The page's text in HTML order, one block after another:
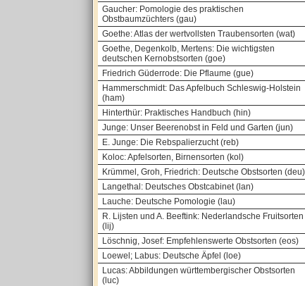
Gaucher: Pomologie des praktischen
Obstbaumzüchters (gau)
Goethe: Atlas der wertvollsten Traubensorten (wat)
Goethe, Degenkolb, Mertens: Die wichtigsten
deutschen Kernobstsorten (goe)
Friedrich Güderrode: Die Pflaume (gue)
Hammerschmidt: Das Apfelbuch Schleswig-Holstein
(ham)
Hinterthür: Praktisches Handbuch (hin)
Junge: Unser Beerenobst in Feld und Garten (jun)
E. Junge: Die Rebspalierzucht (reb)
Koloc: Apfelsorten, Birnensorten (kol)
Krümmel, Groh, Friedrich: Deutsche Obstsorten (deu)
Langethal: Deutsches Obstcabinet (lan)
Lauche: Deutsche Pomologie (lau)
R. Lijsten und A. Beeftink: Nederlandsche Fruitsorten
(lij)
Löschnig, Josef: Empfehlenswerte Obstsorten (eos)
Loewel; Labus: Deutsche Äpfel (loe)
Lucas: Abbildungen württembergischer Obstsorten
(luc)